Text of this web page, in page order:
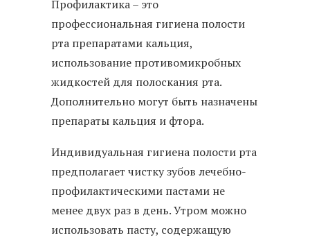
Профилактика – это
профессиональная гигиена полости
рта препаратами кальция,
использование противомикробных
жидкостей для полоскания рта.
Дополнительно могут быть назначены
препараты кальция и фтора.
Индивидуальная гигиена полости рта
предполагает чистку зубов лечебно-
профилактическими пастами не
менее двух раз в день. Утром можно
использовать пасту, содержащую